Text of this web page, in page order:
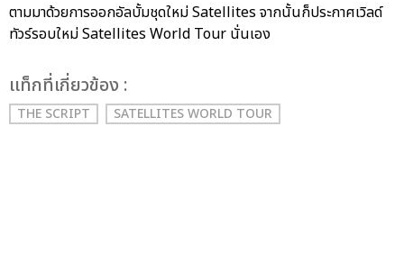
ตามมาด้วยการออกอัลบั้มชุดใหม่ Satellites จากนั้นก็ประกาศเวิลด์
ทัวร์รอบใหม่ Satellites World Tour นั่นเอง
เเท็กที่เกี่ยวข้อง :
THE SCRIPT SATELLITES WORLD TOUR